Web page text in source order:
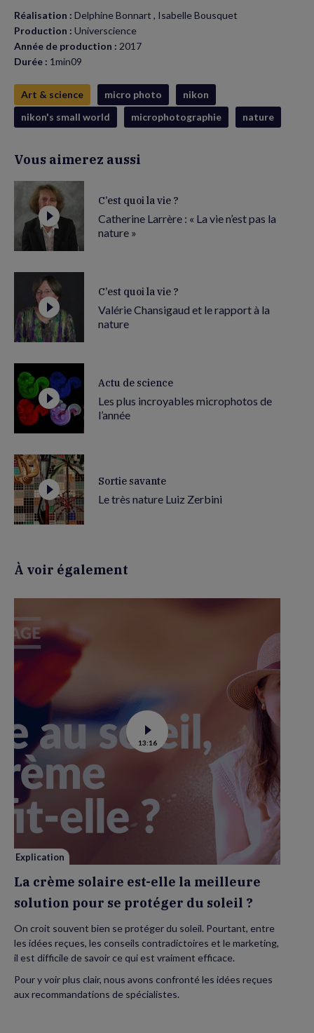
Réalisation : Delphine Bonnart , Isabelle Bousquet
Production : Universcience
Année de production : 2017
Durée : 1min09
Art & science micro photo
nikon
nikon's small world
microphotographie nature
Vous aimerez aussi
C’est quoi la vie ?
Catherine Larrère : « La vie n’est pas la
nature »
C’est quoi la vie ?
Valérie Chansigaud et le rapport à la
nature
Actu de science
Les plus incroyables microphotos de
l’année
Sortie savante
Le très nature Luiz Zerbini
À voir également
Voir
la
vidéo
est-
elle
la
meilleure
solution
protéger
soleil
13:16
Explication
La crème solaire est-elle la meilleure
solution pour se protéger du soleil ?
On croit souvent bien se protéger du soleil. Pourtant, entre
les idées reçues, les conseils contradictoires et le marketing,
il est difficile de savoir ce qui est vraiment efficace.
Pour y voir plus clair, nous avons confronté les idées reçues
aux recommandations de spécialistes.